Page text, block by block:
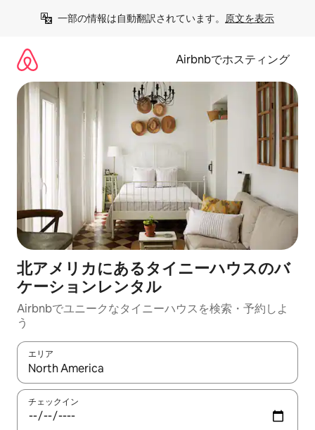
一部の情報は自動翻訳されています。 原文を表示
Airbnbでホスティング
北アメリカにあるタイニーハウスのバ
ケーションレンタル
Airbnbでユニークなタイニーハウスを検索・予約しよ
う
エリア
検索結果が表示されたら、上下の矢印キーを使って移動するか
チェックイン